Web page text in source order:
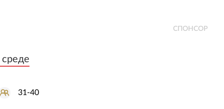
СПОНСОР
31-40